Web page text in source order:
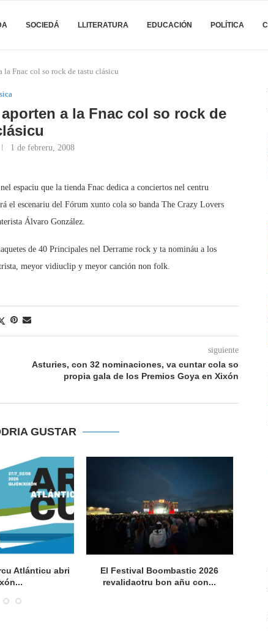
SOCIEDÁ LLITERATURA EDUCACIÓN POLÍTICA
la Fnac col so rock de tastu clásicu
a la Fnac col so rock de
1 de febreru, 2008
espaciu que la tienda Fnac dedica a conciertos nel centru
el escenariu del Fórum xunto cola so banda The Crazy Lovers
Álvaro González.
de 40 Principales nel Derrame rock y ta nomináu a los
meyor vidiuclip y meyor canción non folk.
siguiente
Asturies, con 32 nominaciones, va cuntar cola so
propia gala de los Premios Goya en Xixón
GUSTAR
Atlánticu abri
El Festival Boombastic 2026
revalidaotru bon añu con...